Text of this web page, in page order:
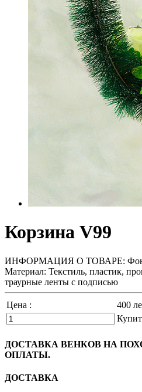
Корзина V99
ИНФОРМАЦИЯ О ТОВАРЕ: Фон:
Материал: Текстиль, пластик,
траурные ленты с подписью
Цена : 400
ДОСТАВКА ВЕНКОВ НА
ОПЛАТЫ.
ДОСТАВКА